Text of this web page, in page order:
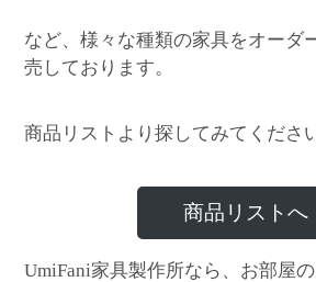
など、様々な種類の家具をオーダ
売しております。
商品リストより探してみてください
商品リストへ
UmiFani家具製作所なら、お部屋